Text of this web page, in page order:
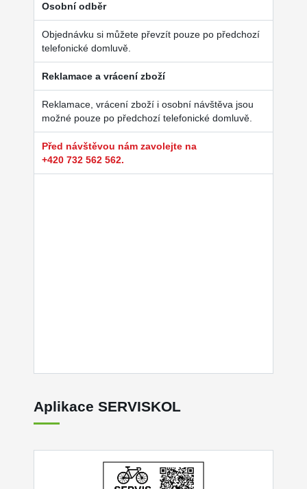
Osobní odběr
Objednávku si můžete převzít pouze po předchozí
telefonické domluvě.
Reklamace a vrácení zboží
Reklamace, vrácení zboží i osobní návštěva jsou
možné pouze po předchozí telefonické domluvě.
Před návštěvou nám zavolejte na
+420 732 562 562.
Aplikace SERVISKOL